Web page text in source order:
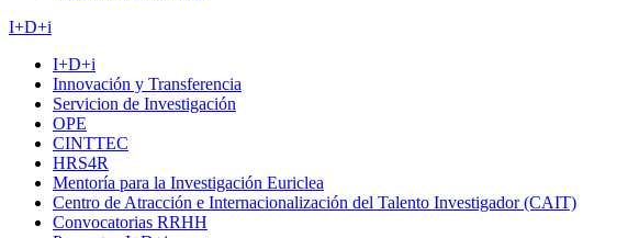
I+D+i
I+D+i
Innovación y Transferencia
Servicion de Investigación
OPE
CINTTEC
HRS4R
Mentoría para la Investigación Euriclea
Centro de Atracción e Internacionalización del Talento Investigador (CAIT)
Convocatorias RRHH